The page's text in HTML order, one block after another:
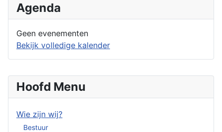
Hoofd Menu
Wie zijn wij?
Bestuur
Agenda
Geen evenementen
Bekijk volledige kalender